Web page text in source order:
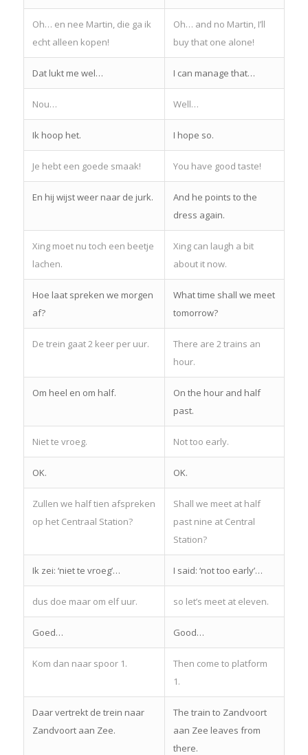
Oh… en nee Martin, die ga ik
echt alleen kopen!
Oh… and no Martin, I’ll
buy that one alone!
Dat lukt me wel… I can manage that…
Nou… Well…
Ik hoop het. I hope so.
Je hebt een goede smaak! You have good taste!
En hij wijst weer naar de jurk.
And he points to the
dress again.
Xing moet nu toch een beetje
lachen.
Xing can laugh a bit
about it now.
Hoe laat spreken we morgen
af?
What time shall we meet
tomorrow?
De trein gaat 2 keer per uur.
There are 2 trains an
hour.
Om heel en om half.
On the hour and half
past.
Niet te vroeg. Not too early.
OK. OK.
Zullen we half tien afspreken
op het Centraal Station?
Shall we meet at half
past nine at Central
Station?
Ik zei: ‘niet te vroeg’… I said: ‘not too early’…
dus doe maar om elf uur. so let’s meet at eleven.
Goed… Good…
Kom dan naar spoor 1.
Then come to platform
1.
Daar vertrekt de trein naar
Zandvoort aan Zee.
The train to Zandvoort
aan Zee leaves from
there.